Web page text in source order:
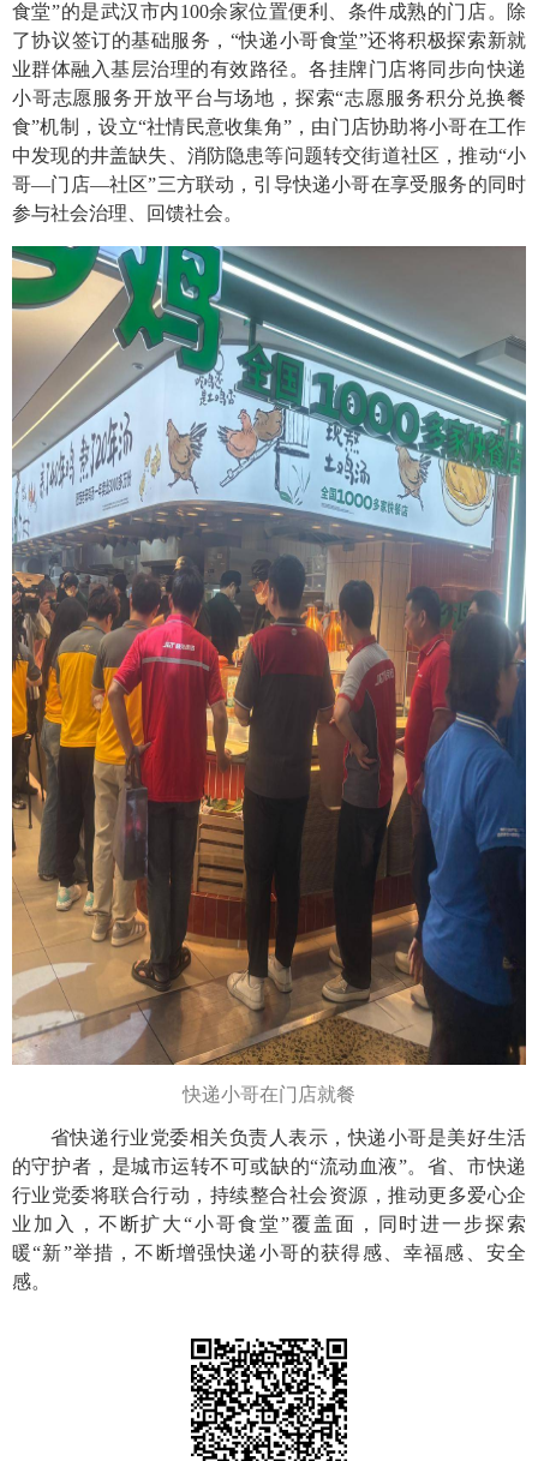
食堂”的是武汉市内100余家位置便利、条件成熟的门店。除
了协议签订的基础服务，“快递小哥食堂”还将积极探索新就
业群体融入基层治理的有效路径。各挂牌门店将同步向快递
小哥志愿服务开放平台与场地，探索“志愿服务积分兑换餐
食”机制，设立“社情民意收集角”，由门店协助将小哥在工作
中发现的井盖缺失、消防隐患等问题转交街道社区，推动“小
哥—门店—社区”三方联动，引导快递小哥在享受服务的同时
参与社会治理、回馈社会。
快递小哥在门店就餐
省快递行业党委相关负责人表示，快递小哥是美好生活
的守护者，是城市运转不可或缺的“流动血液”。省、市快递
行业党委将联合行动，持续整合社会资源，推动更多爱心企
业加入，不断扩大“小哥食堂”覆盖面，同时进一步探索
暖“新”举措，不断增强快递小哥的获得感、幸福感、安全
感。